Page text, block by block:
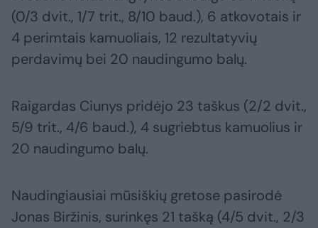
(0/3 dvit., 1/7 trit., 8/10 baud.), 6 atkovotais ir
4 perimtais kamuoliais, 12 rezultatyvių
perdavimų bei 20 naudingumo balų.
Raigardas Ciunys pridėjo 23 taškus (2/2 dvit.,
5/9 trit., 4/6 baud.), 4 sugriebtus kamuolius ir
20 naudingumo balų.
Naudingiausiai mūsiškių gretose pasirodė
Jonas Biržinis, surinkęs 21 tašką (4/5 dvit., 2/3